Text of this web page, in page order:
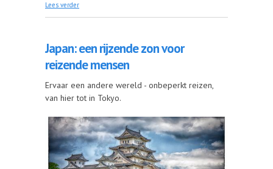
Lees verder
Japan: een rijzende zon voor
reizende mensen
Ervaar een andere wereld - onbeperkt reizen,
van hier tot in Tokyo.